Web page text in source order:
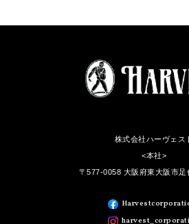
株式会社ハーヴェス
<本社>
〒577-0058 大阪府東大阪市